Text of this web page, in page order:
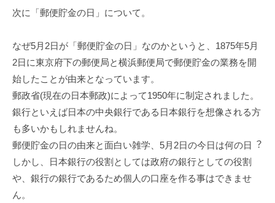
次に「郵便貯金の日」について。
なぜ5⽉2⽇が「郵便貯⾦の⽇」なのかというと、1875年5⽉
2⽇に東京府下の郵便局と横浜郵便局で郵便貯⾦の業務を開
始したことが由来となっています。
郵政省(現在の⽇本郵政)によって1950年に制定されました。
銀⾏といえば⽇本の中央銀⾏である⽇本銀⾏を想像される⽅
も多いかもしれませんね。
郵便貯⾦の⽇の由来と⾯⽩い雑学、5⽉2⽇の今⽇は何の⽇︖
しかし、⽇本銀⾏の役割としては政府の銀⾏としての役割
や、銀⾏の銀⾏であるため個⼈の⼝座を作る事はできませ
ん。